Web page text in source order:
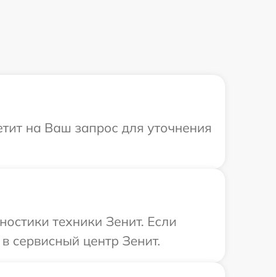
на Ваш запрос для уточнения
техники Зенит. Если
сервисный центр Зенит.